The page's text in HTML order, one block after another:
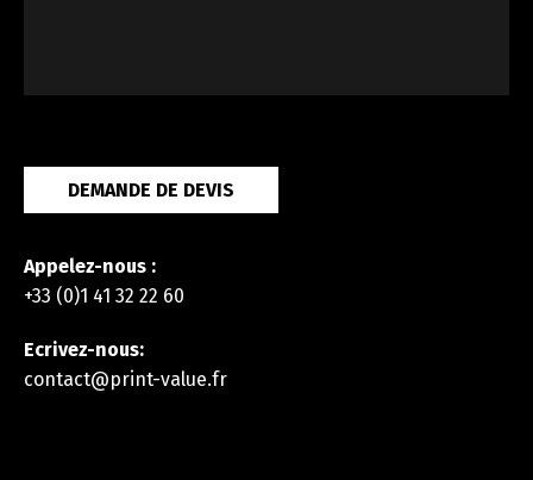
DEMANDE DE DEVIS
Appelez-nous :
+33 (0)1 41 32 22 60
Ecrivez-nous:
contact@print-value.fr